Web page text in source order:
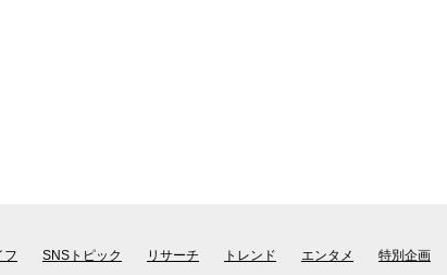
フ SNSトピック リサーチ トレンド エンタメ 特別企画